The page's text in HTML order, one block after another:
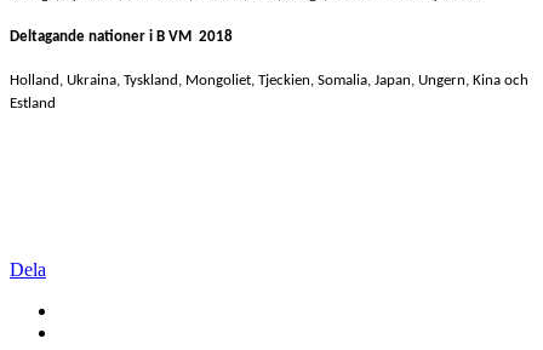
Deltagande nationer i B VM 2018
Holland, Ukraina, Tyskland, Mongoliet, Tjeckien, Somalia, Japan, Ungern, Kina och
Estland
Dela